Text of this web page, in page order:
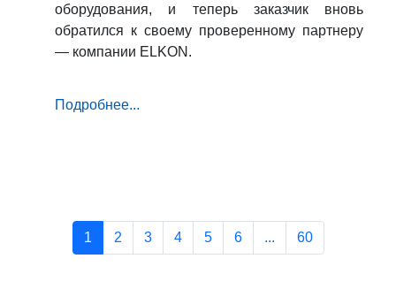
оборудования, и теперь заказчик вновь
обратился к своему проверенному партнеру
— компании ELKON.
Подробнее...
1 2 3 4 5 6 ... 60